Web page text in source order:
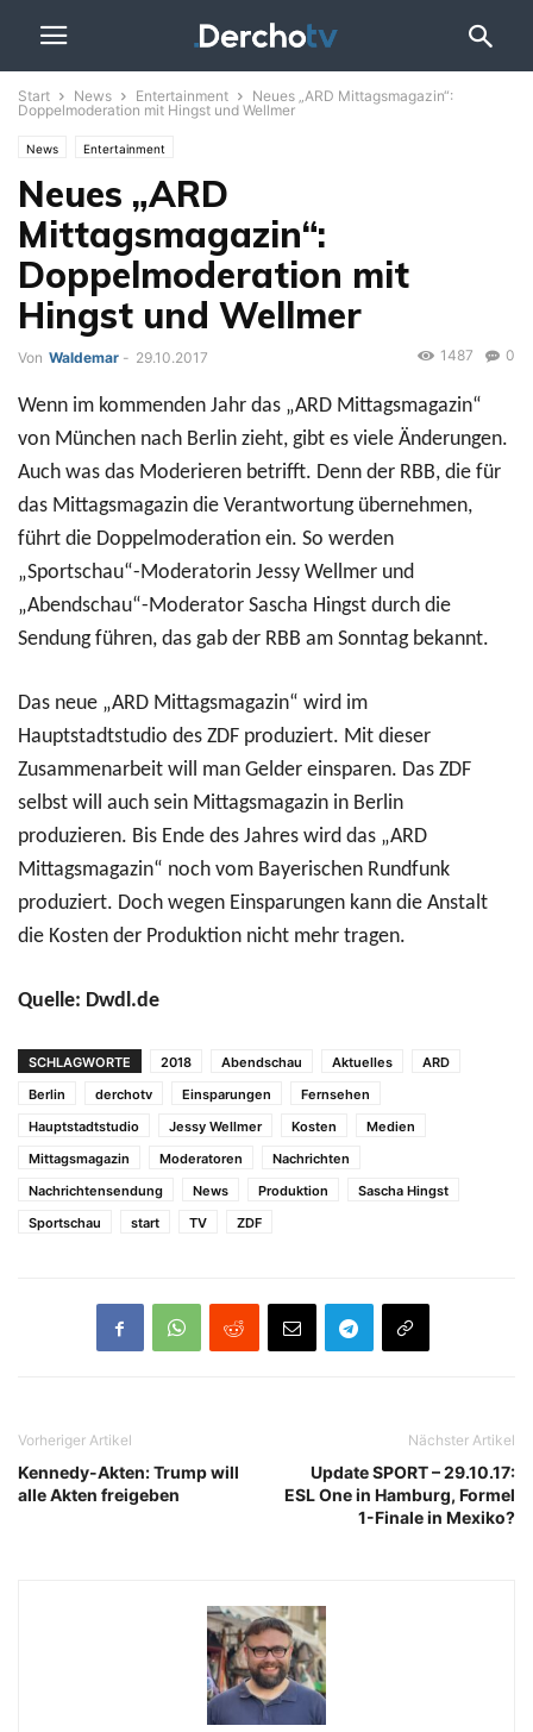
Start News Entertainment
Neues „ARD Mittagsmagazin“:
Doppelmoderation mit Hingst und Wellmer
News Entertainment
Neues „ARD
Mittagsmagazin“:
Doppelmoderation mit
Hingst und Wellmer
Von Waldemar - 29.10.2017 0
1487
Wenn im kommenden Jahr das „ARD Mittagsmagazin“
von München nach Berlin zieht, gibt es viele Änderungen.
Auch was das Moderieren betrifft. Denn der RBB, die für
das Mittagsmagazin die Verantwortung übernehmen,
führt die Doppelmoderation ein. So werden
„Sportschau“-Moderatorin Jessy Wellmer und
„Abendschau“-Moderator Sascha Hingst durch die
Sendung führen, das gab der RBB am Sonntag bekannt.
Das neue „ARD Mittagsmagazin“ wird im
Hauptstadtstudio des ZDF produziert. Mit dieser
Zusammenarbeit will man Gelder einsparen. Das ZDF
selbst will auch sein Mittagsmagazin in Berlin
produzieren. Bis Ende des Jahres wird das „ARD
Mittagsmagazin“ noch vom Bayerischen Rundfunk
produziert. Doch wegen Einsparungen kann die Anstalt
die Kosten der Produktion nicht mehr tragen.
Quelle: Dwdl.de
SCHLAGWORTE 2018 Abendschau Aktuelles
ARD
Berlin
derchotv Einsparungen
Fernsehen
Hauptstadtstudio
Jessy Wellmer Kosten
Medien
Mittagsmagazin
Moderatoren
Nachrichten
Nachrichtensendung
News Produktion
Sascha Hingst
Sportschau
start TV ZDF
Vorheriger Artikel
Kennedy-Akten: Trump will
alle Akten freigeben
Nächster Artikel
Update SPORT – 29.10.17:
ESL One in Hamburg, Formel
1-Finale in Mexiko?